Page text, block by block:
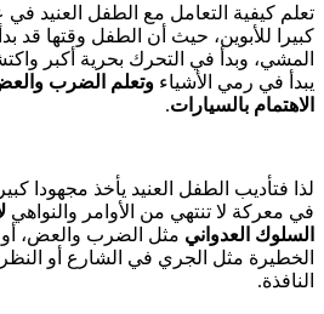
تعلم كيفية التعامل مع الطفل العنيد في
كبيرا للأبوين، حيث أن الطفل وقتها قد
المشي، وبدأ في التحرك بحرية أكبر
يبدأ في رمي الأشياء وتعلم الضرب
الاهتمام بالسيارات.
لذا فتأديب الطفل العنيد يأخذ مجهودا
في معركة لا تنتهي من الأوامر والنواهي
السلوك العدواني مثل الضرب والعض، أو
الخطيرة مثل الجري في الشارع أو
النافذة.